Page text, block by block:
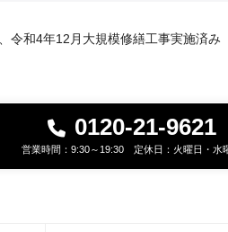
令和4年12月大規模修繕工事実施済み
0120-21-9621
営業時間：9:30～19:30 定休日：火曜日・水